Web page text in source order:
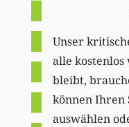
Unser
alle kostenlos
bleibt,
können Ihren
auswählen